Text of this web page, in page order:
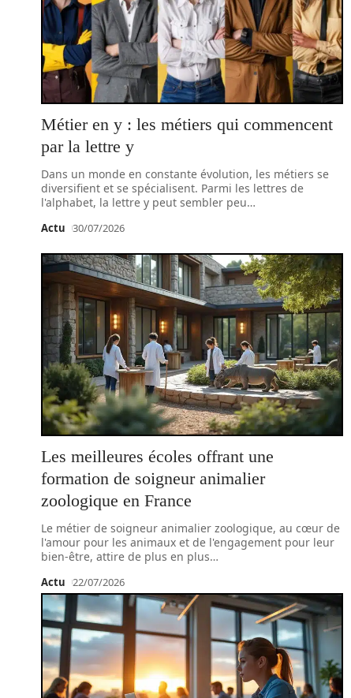
Métier en y : les métiers qui commencent
par la lettre y
Dans un monde en constante évolution, les métiers se
diversifient et se spécialisent. Parmi les lettres de
l'alphabet, la lettre y peut sembler peu…
Actu 30/07/2026
Les meilleures écoles offrant une
formation de soigneur animalier
zoologique en France
Le métier de soigneur animalier zoologique, au cœur de
l'amour pour les animaux et de l'engagement pour leur
bien-être, attire de plus en plus…
Actu 22/07/2026